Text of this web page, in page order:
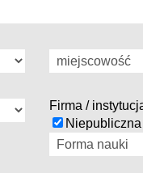
Firma /